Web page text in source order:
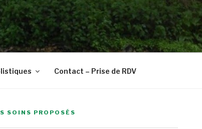
Contact – Prise de RDV
SOINS PROPOSÉS